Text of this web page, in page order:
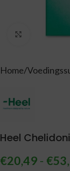
Vergroten
Home
Heel
€20,49 - €